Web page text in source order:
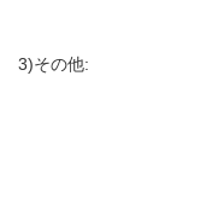
3)その他: